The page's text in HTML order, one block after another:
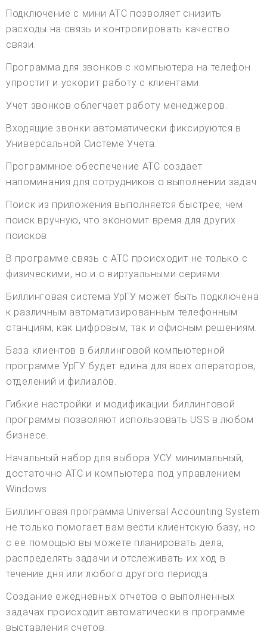
Подключение с мини АТС позволяет снизить
расходы на связь и контролировать качество
связи.
Программа для звонков с компьютера на телефон
упростит и ускорит работу с клиентами.
Учет звонков облегчает работу менеджеров.
Входящие звонки автоматически фиксируются в
Универсальной Системе Учета.
Программное обеспечение АТС создает
напоминания для сотрудников о выполнении задач.
Поиск из приложения выполняется быстрее, чем
поиск вручную, что экономит время для других
поисков.
В программе связь с АТС происходит не только с
физическими, но и с виртуальными сериями.
Биллинговая система УрГУ может быть подключена
к различным автоматизированным телефонным
станциям, как цифровым, так и офисным решениям.
База клиентов в биллинговой компьютерной
программе УрГУ будет едина для всех операторов,
отделений и филиалов.
Гибкие настройки и модификации биллинговой
программы позволяют использовать USS в любом
бизнесе.
Начальный набор для выбора УСУ минимальный,
достаточно АТС и компьютера под управлением
Windows.
Биллинговая программа Universal Accounting System
не только помогает вам вести клиентскую базу, но
с ее помощью вы можете планировать дела,
распределять задачи и отслеживать их ход в
течение дня или любого другого периода.
Создание ежедневных отчетов о выполненных
задачах происходит автоматически в программе
выставления счетов.